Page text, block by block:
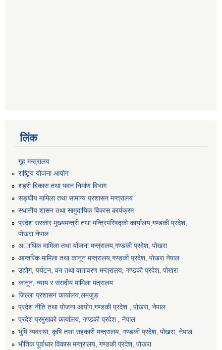
लिंक
गृह मन्त्रालय
राष्टि्ृय योजना आयोग
शहरी बिकास तथा भवन निर्माण विभाग
सङ्घीय मामिला तथा सामान्य प्रशासन मन्त्रालय
स्थानीय शासन तथा सामुदायिक विकास कार्यक्रम
प्रदेश सरकार मुख्यमन्त्री तथा मन्त्रिपरिषद्को कार्यालय,गण्डकी प्रदेश,
पाेखरा नेपाल
अार्थिक मामिला तथा योजना मन्त्रालय,गण्डकी प्रदेश, पोखरा
आन्तरिक मामिला तथा कानून मन्त्रालय,गण्डकी प्रदेश, पाेखरा नेपाल
उद्योग, पर्यटन, वन तथा वातावरण मन्त्रालय, गण्डकी प्रदेश, पोखरा
कानून, न्याय र संसदीय मामिला मंत्रालय
जिल्ला प्रशासन कार्यालय,लमजुङ
प्रदेश नीति तथा योजना आयोग,गण्डकी प्रदेश , पोखरा, नेपाल
प्रदेश प्रमुखको कार्यालय, गण्डकी प्रदेश , नेपाल
भुमि व्यवस्था, कृषि तथा सहकारी मन्त्रालय, गण्डकी प्रदेश, पोखरा, नेपाल
भौतिक पूर्वाधार विकास मन्त्रालय, गण्डकी प्रदेश, पाेखरा